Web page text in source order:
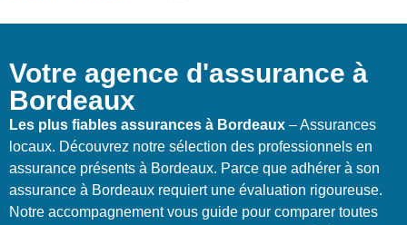
Votre agence d'assurance à
Bordeaux
Les plus fiables assurances à Bordeaux – Assurances
locaux. Découvrez notre sélection des professionnels en
assurance présents à Bordeaux. Parce que adhérer à son
assurance à Bordeaux requiert une évaluation rigoureuse.
Notre accompagnement vous guide pour comparer toutes